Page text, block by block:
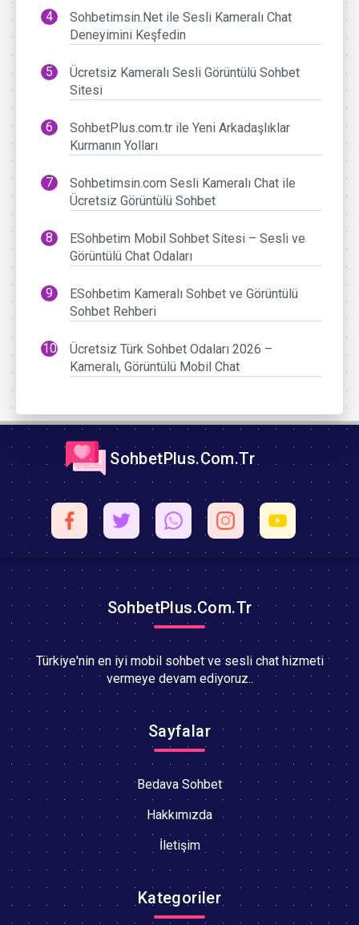
Sohbetimsin.Net ile Sesli Kameralı Chat
Deneyimini Keşfedin
Ücretsiz Kameralı Sesli Görüntülü Sohbet
Sitesi
SohbetPlus.com.tr ile Yeni Arkadaşlıklar
Kurmanın Yolları
Sohbetimsin.com Sesli Kameralı Chat ile
Ücretsiz Görüntülü Sohbet
ESohbetim Mobil Sohbet Sitesi – Sesli ve
Görüntülü Chat Odaları
ESohbetim Kameralı Sohbet ve Görüntülü
Sohbet Rehberi
Ücretsiz Türk Sohbet Odaları 2026 –
Kameralı, Görüntülü Mobil Chat
SohbetPlus.Com.Tr
SohbetPlus.Com.Tr
Türkiye'nin en iyi mobil sohbet ve sesli chat hizmeti
vermeye devam ediyoruz..
Sayfalar
Bedava Sohbet
Hakkımızda
İletişim
Kategoriler